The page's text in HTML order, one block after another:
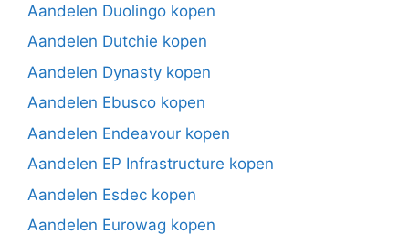
Aandelen Duolingo kopen
Aandelen Dutchie kopen
Aandelen Dynasty kopen
Aandelen Ebusco kopen
Aandelen Endeavour kopen
Aandelen EP Infrastructure kopen
Aandelen Esdec kopen
Aandelen Eurowag kopen